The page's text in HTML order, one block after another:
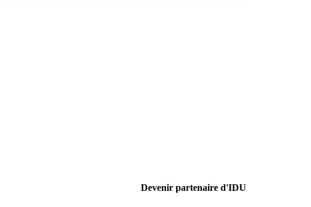
Devenir partenaire d'IDU